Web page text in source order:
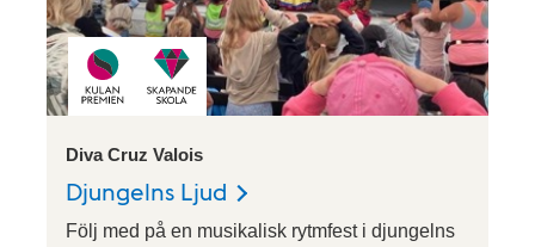
Diva Cruz Valois
Djungelns Ljud
Följ med på en musikalisk rytmfest i djungelns